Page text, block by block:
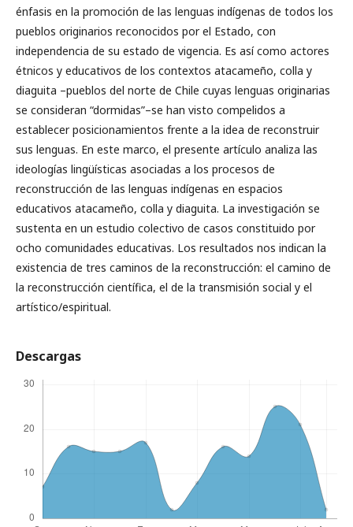
énfasis en la promoción de las lenguas indígenas de todos los
pueblos originarios reconocidos por el Estado, con
independencia de su estado de vigencia. Es así como actores
étnicos y educativos de los contextos atacameño, colla y
diaguita –pueblos del norte de Chile cuyas lenguas originarias
se consideran “dormidas”–se han visto compelidos a
establecer posicionamientos frente a la idea de reconstruir
sus lenguas. En este marco, el presente artículo analiza las
ideologías lingüísticas asociadas a los procesos de
reconstrucción de las lenguas indígenas en espacios
educativos atacameño, colla y diaguita. La investigación se
sustenta en un estudio colectivo de casos constituido por
ocho comunidades educativas. Los resultados nos indican la
existencia de tres caminos de la reconstrucción: el camino de
la reconstrucción científica, el de la transmisión social y el
artístico/espiritual.
Descargas